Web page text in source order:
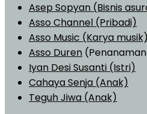
Asep Sopyan (Bisnis
Asso Channel (Pribadi)
Asso Music (Karya musik)
Asso Duren
Iyan Desi Susanti (Istri)
Cahaya Senja (Anak)
Teguh Jiwa (Anak)